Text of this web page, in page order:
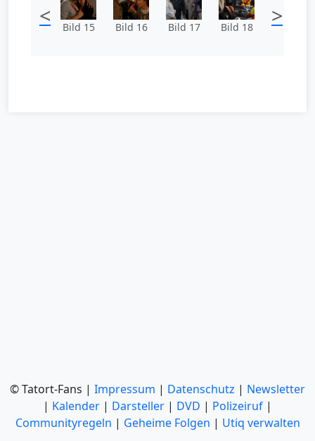
< Bild 15 Bild 16 Bild 17 Bild 18 >
© Tatort-Fans | Impressum | Datenschutz | Newsletter
| Kalender | Darsteller | DVD | Polizeiruf |
Communityregeln | Geheime Folgen | Utiq verwalten